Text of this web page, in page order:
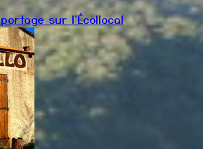
sur l'Écollocal